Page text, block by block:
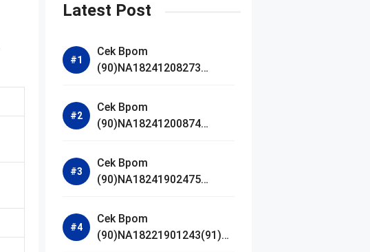
Latest Post
Cek Bpom
(90)NA18241208273
Bright Radiance Face
Wash
Cek Bpom
(90)NA18241200874
Acne Calm Micellar Water
Cek Bpom
(90)NA18241902475
Cek Bpom
(90)NA18221901243(91)25